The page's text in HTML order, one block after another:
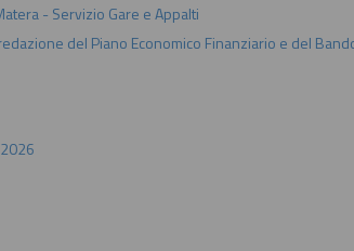
- Servizio Gare e Appalti
del Piano Economico Finanziario e del